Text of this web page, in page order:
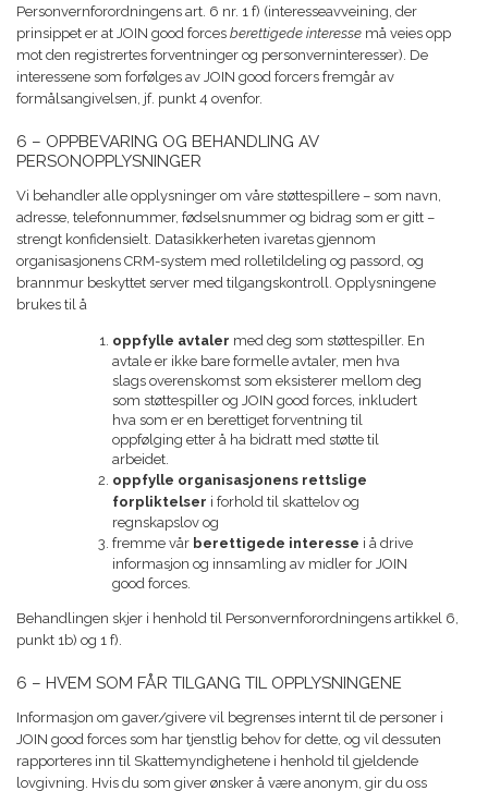
Personvernforordningens art. 6 nr. 1 f) (interesseavveining, der
prinsippet er at JOIN good forces berettigede interesse må veies opp
mot den registrertes forventninger og personverninteresser). De
interessene som forfølges av JOIN good forcers fremgår av
formålsangivelsen, jf. punkt 4 ovenfor.
6 – OPPBEVARING OG BEHANDLING AV
PERSONOPPLYSNINGER
Vi behandler alle opplysninger om våre støttespillere – som navn,
adresse, telefonnummer, fødselsnummer og bidrag som er gitt –
strengt konfidensielt. Datasikkerheten ivaretas gjennom
organisasjonens CRM-system med rolletildeling og passord, og
brannmur beskyttet server med tilgangskontroll. Opplysningene
brukes til å
oppfylle avtaler med deg som støttespiller. En
avtale er ikke bare formelle avtaler, men hva
slags overenskomst som eksisterer mellom deg
som støttespiller og JOIN good forces, inkludert
hva som er en berettiget forventning til
oppfølging etter å ha bidratt med støtte til
arbeidet.
oppfylle organisasjonens rettslige
forpliktelser i forhold til skattelov og
regnskapslov og
fremme vår berettigede interesse i å drive
informasjon og innsamling av midler for JOIN
good forces.
Behandlingen skjer i henhold til Personvernforordningens artikkel 6,
punkt 1b) og 1 f).
6 – HVEM SOM FÅR TILGANG TIL OPPLYSNINGENE
Informasjon om gaver/givere vil begrenses internt til de personer i
JOIN good forces som har tjenstlig behov for dette, og vil dessuten
rapporteres inn til Skattemyndighetene i henhold til gjeldende
lovgivning. Hvis du som giver ønsker å være anonym, gir du oss